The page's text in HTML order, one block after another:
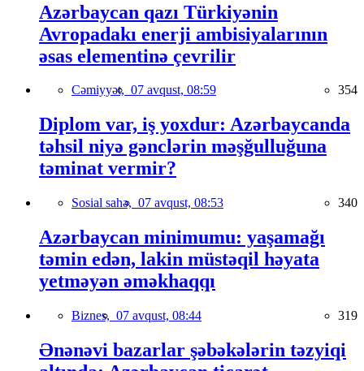
Azərbaycan qazı Türkiyənin
Avropadakı enerji ambisiyalarının
əsas elementinə çevrilir
Cəmiyyət, 07 avqust, 08:59 354
Diplom var, iş yoxdur: Azərbaycanda
təhsil niyə gənclərin məşğulluğuna
təminat vermir?
Sosial sahə, 07 avqust, 08:53 340
Azərbaycan minimumu: yaşamağı
təmin edən, lakin müstəqil həyata
yetməyən əməkhaqqı
Biznes, 07 avqust, 08:44 319
Ənənəvi bazarlar şəbəkələrin təzyiqi